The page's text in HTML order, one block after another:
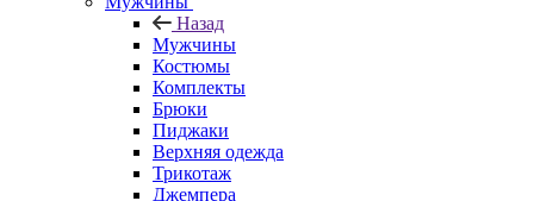
Назад
Мужчины
Костюмы
Комплекты
Брюки
Пиджаки
Верхняя одежда
Трикотаж
Джемпера